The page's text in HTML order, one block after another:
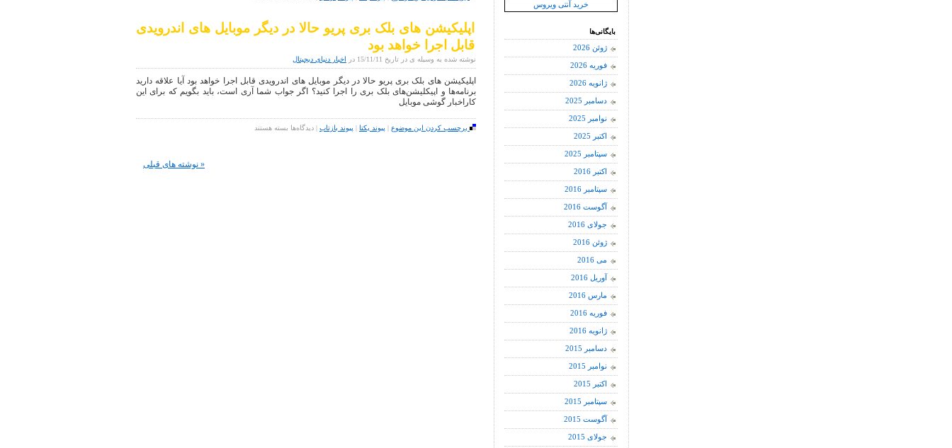
اندرویدی
از
۱۰
دلار؟!
اپلیکیشن های بلک بری پریو حالا در دیگر موبایل های اندرویدی
قابل اجرا خواهد بود
نوشته شده به وسیله ی در تاریخ 15/11/11 در اخبار دنیای دیجیتال
اپلیکیشن های بلک بری پریو حالا در دیگر موبایل های اندرویدی قابل اجرا خواهد بود آیا علاقه دارید
برنامه‌ها و اپیکلیشن‌های بلک بری را اجرا کنید؟ اگر جواب شما آری است‌، باید بگویم که برای این
کاراخبار گوشی موبایل
برچسب کردن این موضوع | پیوند یکتا | پیوند بازتاب | دیدگاه‌ها برای
بسته هستند
« نوشته های قبلی
خرید آنتی ویروس
بایگانی‌ها
ژوئن 2026
فوریه 2026
ژانویه 2026
دسامبر 2025
نوامبر 2025
اکتبر 2025
سپتامبر 2025
اکتبر 2016
سپتامبر 2016
آگوست 2016
جولای 2016
ژوئن 2016
می 2016
آوریل 2016
مارس 2016
فوریه 2016
ژانویه 2016
دسامبر 2015
نوامبر 2015
اکتبر 2015
سپتامبر 2015
آگوست 2015
جولای 2015